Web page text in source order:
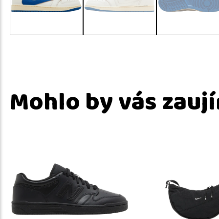
Mohlo by vás